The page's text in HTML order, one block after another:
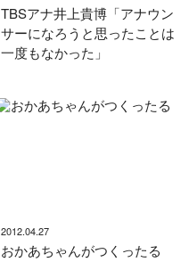
TBSアナ井上貴博「アナウン
サーになろうと思ったことは
一度もなかった」
2012.04.27
おかあちゃんがつくったる